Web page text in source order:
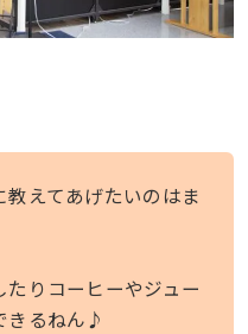
えてあげたいのはま
りコーヒーやジュー
きるねん♪